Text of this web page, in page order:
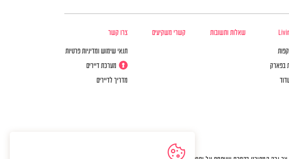
שאלות ותשובות קשרי משקיעים צרו קשר
תנאי שימוש ומדיניות פרטיות
מערכת דיירים
מדריך לדיירים